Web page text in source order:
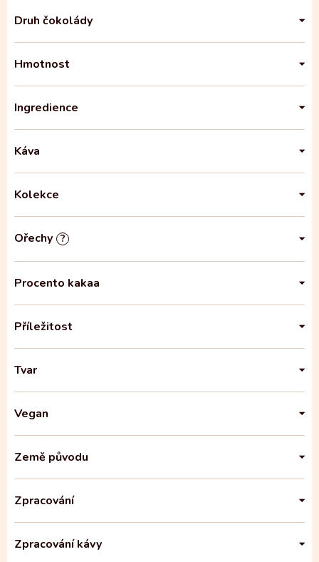
Druh čokolády
Hmotnost
Ingredience
Káva
Kolekce
Ořechy ?
Procento kakaa
Příležitost
Tvar
Vegan
Země původu
Zpracování
Zpracování kávy